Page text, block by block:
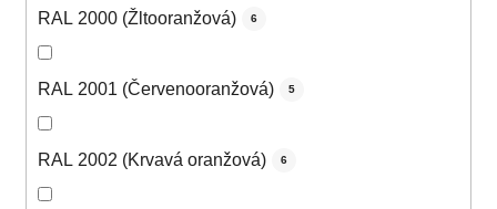
RAL 2000 (Žltooranžová) 6
RAL 2001 (Červenooranžová) 5
RAL 2002 (Krvavá oranžová) 6